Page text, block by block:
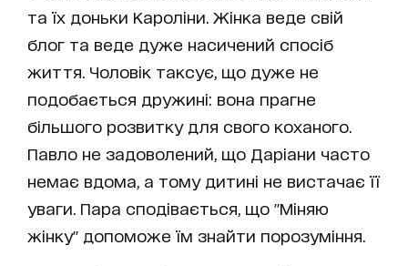
та їх доньки Кароліни. Жінка веде свій
блог та веде дуже насичений спосіб
життя. Чоловік таксує, що дуже не
подобається дружині: вона прагне
більшого розвитку для свого коханого.
Павло не задоволений, що Даріани часто
немає вдома, а тому дитині не вистачає її
уваги. Пара сподівається, що "Міняю
жінку" допоможе їм знайти порозуміння.